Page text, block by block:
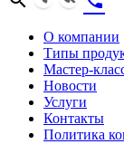
О компании
Типы
Мастер-
Новости
Услуги
Контакты
Политика